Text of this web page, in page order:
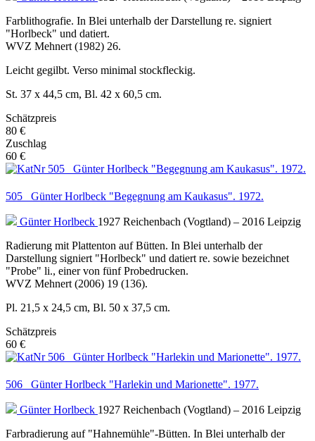
Farblithografie. In Blei unterhalb der Darstellung re. signiert
"Horlbeck" und datiert.
WVZ Mehnert (1982) 26.
Leicht gegilbt. Verso minimal stockfleckig.
St. 37 x 44,5 cm, Bl. 42 x 60,5 cm.
Schätzpreis
80 €
Zuschlag
60 €
505 Günter Horlbeck "Begegnung am Kaukasus". 1972.
Günter Horlbeck 1927 Reichenbach (Vogtland) – 2016 Leipzig
Radierung mit Plattenton auf Bütten. In Blei unterhalb der
Darstellung signiert "Horlbeck" und datiert re. sowie bezeichnet
"Probe" li., einer von fünf Probedrucken.
WVZ Mehnert (2006) 19 (136).
Pl. 21,5 x 24,5 cm, Bl. 50 x 37,5 cm.
Schätzpreis
60 €
506 Günter Horlbeck "Harlekin und Marionette". 1977.
Günter Horlbeck 1927 Reichenbach (Vogtland) – 2016 Leipzig
Farbradierung auf "Hahnemühle"-Bütten. In Blei unterhalb der